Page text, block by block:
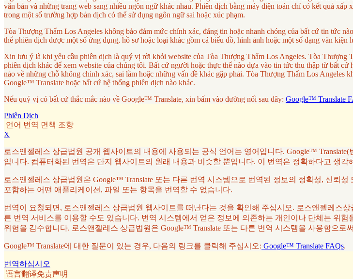
văn bản và những trang web sang nhiều ngôn ngữ khác nhau. Phiên dịch bằng máy điện toán chỉ có kết quả
trong một số trường hợp bản dịch có thể sử dụng ngôn ngữ sai hoặc xúc phạm.
Tòa Thượng Thẩm Los Angeles không bảo đảm mức chính xác, đáng tin hoặc nhanh chóng của bất cứ tin tức
thể phiên dịch được một số ứng dụng, hồ sơ hoặc loại khác gồm cả biểu đồ, hình ảnh hoặc một số dạng văn kiện
Xin lưu ý là khi yêu cầu phiên dịch là quý vị rời khỏi website của Tòa Thượng Thẩm Los Angeles. Tòa
phiên dịch khác để xem website của chúng tôi. Bất cứ người hoặc thực thể nào dựa vào tin tức thu thập từ bất
nảo về những chỗ không chính xác, sai lầm hoặc những vấn đề khác gặp phải. Tòa Thượng Thẩm Los Angeles
Google™ Translate hoặc bất cứ hệ thống phiên dịch nào khác.
Nếu quý vị có bất cứ thắc mắc nào về Google™ Translate, xin bấm vào đường nối sau đây: Google™ Translate
Phiên Dịch
언어 번역 면책 조항
X
로스앤젤레스 상급법원 공개 웹사이트의 내용에 사용되는 공식 언어는 영어입니다. Google™
입니다. 컴퓨터화된 번역은 단지 웹사이트의 원래 내용과 비슷할 뿐입니다. 이 번역은 정확하다고 생
로스앤젤레스 상급법원은 Google™ Translate 또는 다른 번역 시스템으로 번역된 정보의 정확성, 신뢰
포함하는 어떤 애플리케이션, 파일 또는 항목을 번역할 수 없습니다.
번역이 요청되면, 로스앤젤레스 상급법원 웹사이트를 떠난다는 것을 확인해 주십시오. 로스앤젤레스
른 번역 서비스를 이용할 수도 있습니다. 번역 시스템에서 얻은 정보에 의존하는 개인이나 단체는 위
위험을 감수합니다. 로스앤젤레스 상급법원은 Google™ Translate 또는 다른 번역 시스템을 사용함으
Google™ Translate에 대한 질문이 있는 경우, 다음의 링크를 클릭해 주십시오: Google™ Translate FAQs.
번역하십시오
语言翻译免责声明